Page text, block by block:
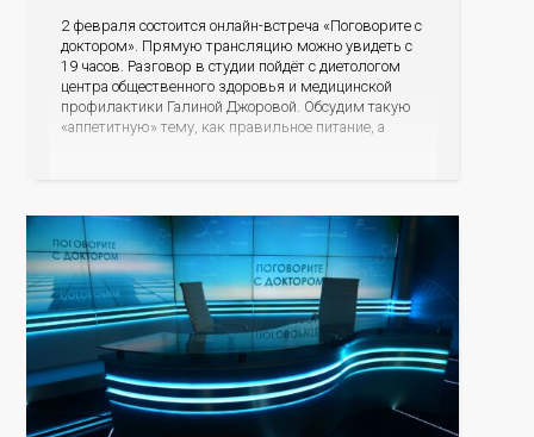
2 февраля состоится онлайн-встреча «Поговорите с
доктором». Прямую трансляцию можно увидеть с
19 часов. Разговор в студии пойдёт с диетологом
центра общественного здоровья и медицинской
профилактики Галиной Джоровой. Обсудим такую
«аппетитную» тему, как правильное питание, а